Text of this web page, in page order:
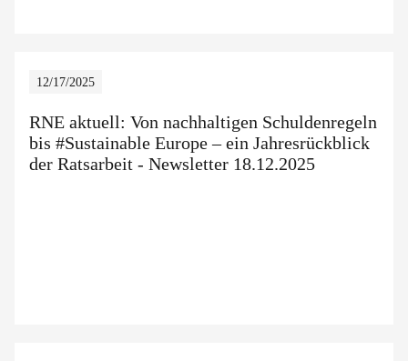
12/17/2025
RNE aktuell: Von nachhaltigen Schuldenregeln
bis #Sustainable Europe – ein Jahresrückblick
der Ratsarbeit - Newsletter 18.12.2025